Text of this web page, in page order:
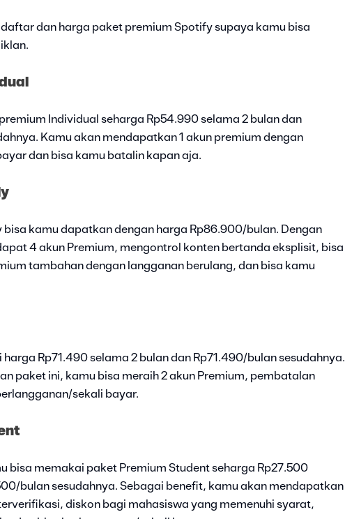
dan harga paket premium Spotify supaya kamu bisa
Individual seharga Rp54.990 selama 2 bulan dan
Kamu akan mendapatkan 1 akun premium dengan
dan bisa kamu batalin kapan aja.
bisa kamu dapatkan dengan harga Rp86.900/bulan. Dengan
4 akun Premium, mengontrol konten bertanda eksplisit, bisa
tambahan dengan langganan berulang, dan bisa kamu
Rp71.490 selama 2 bulan dan Rp71.490/bulan sesudahnya.
paket ini, kamu bisa meraih 2 akun Premium, pembatalan
sekali bayar.
bisa memakai paket Premium Student seharga Rp27.500
bulan sesudahnya. Sebagai benefit, kamu akan mendapatkan
diskon bagi mahasiswa yang memenuhi syarat,